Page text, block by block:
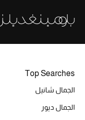
خصومات
ركن أناقة المنتجعات
حصريًا عبر الإنترنت
Top Searches
الجمال شانيل
الجمال ديور